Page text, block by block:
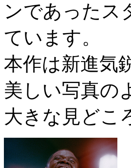
ンであったス
ています。
本作は新進気
美しい写真の
大きな見どこ